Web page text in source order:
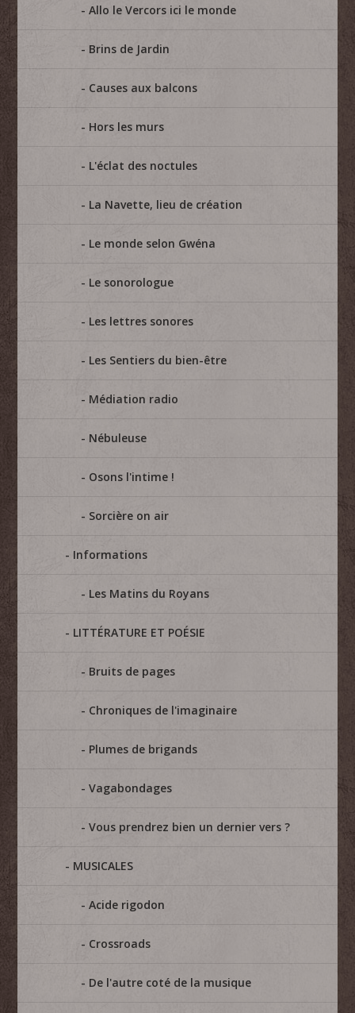
Allo le Vercors ici le monde
Brins de Jardin
Causes aux balcons
Hors les murs
L'éclat des noctules
La Navette, lieu de création
Le monde selon Gwéna
Le sonorologue
Les lettres sonores
Les Sentiers du bien-être
Médiation radio
Nébuleuse
Osons l'intime !
Sorcière on air
Informations
Les Matins du Royans
LITTÉRATURE ET POÉSIE
Bruits de pages
Chroniques de l'imaginaire
Plumes de brigands
Vagabondages
Vous prendrez bien un dernier vers ?
MUSICALES
Acide rigodon
Crossroads
De l'autre coté de la musique